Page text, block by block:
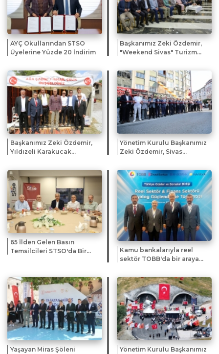
AYÇ Okullarından STSO
Üyelerine Yüzde 20 İndirim
Başkanımız Zeki Özdemir,
"Weekend Sivas" Turizm
Başkanımız Zeki Özdemir,
Yıldızeli Karakucak
Festivali'ne Katıldı
Yönetim Kurulu Başkanımız
Zeki Özdemir, Sivas
yeni hizmet ofisinin açılış
törenine katıldı.
65 İlden Gelen Basın
Temsilcileri STSO'da Bir
Kamu bankalarıyla reel
sektör TOBB'da bir araya
Yaşayan Miras Şöleni
Yönetim Kurulu Başkanımız